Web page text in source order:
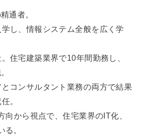
通者。
し、情報システム全般を広く学
住宅建築業界で10年間勤務し、
コンサルタント業務の両方で結果
。
向から視点で、住宅業界のIT化、
る。